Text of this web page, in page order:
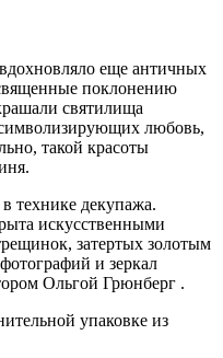
еще античных
поклонению
святилища
любовь,
такой красоты
технике декупажа.
искусственными
затертых золотым
и зеркал
Ольгой Грюнберг .
упаковке из